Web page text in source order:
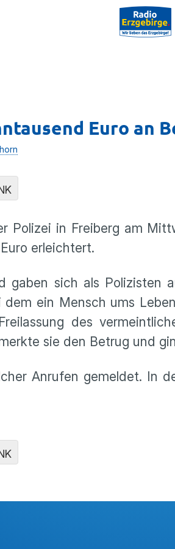
Euro an
Polizei in Freiberg am
erleichtert.
gaben sich als Polizisten
ein Mensch ums
des
sie den Betrug und
Anrufen gemeldet. In